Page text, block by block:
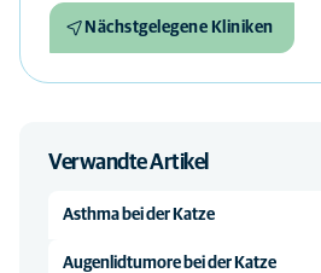
Nächstgelegene Kliniken
Verwandte Artikel
Asthma bei der Katze
Augenlidtumore bei der Katze